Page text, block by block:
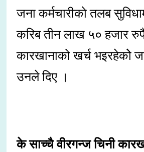
जना कर्मचारीको तलब
करिब तीन लाख ५० हजार
कारखानाको खर्च भइरहेकोे
उनले दिए ।
के साच्चै वीरगन्ज चिनी